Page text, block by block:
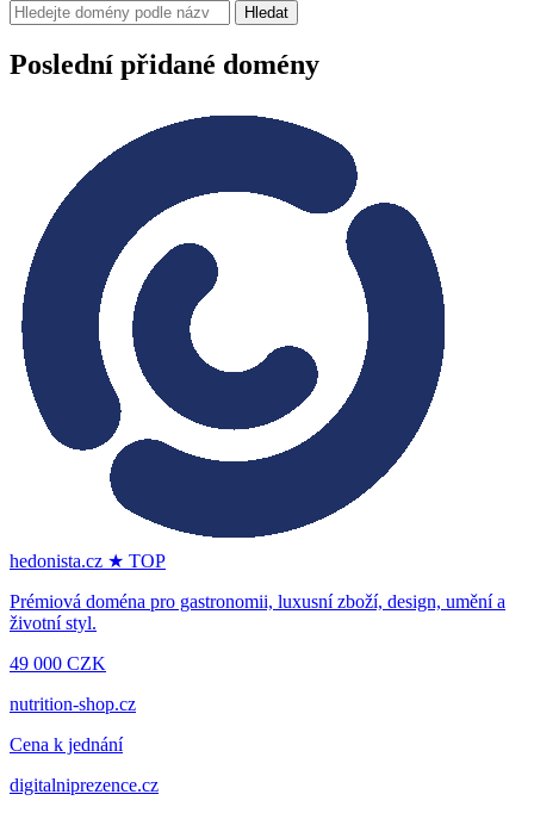
Hledat
Poslední přidané domény
hedonista.cz ★ TOP
Prémiová doména pro gastronomii, luxusní zboží, design, umění a
životní styl.
49 000 CZK
nutrition-shop.cz
Cena k jednání
digitalniprezence.cz